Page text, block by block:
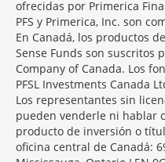
ofrecidas por Primerica
PFS y Primerica, Inc. son
En Canadá, los productos
Sense Funds son suscritos
Company of Canada. Los
PFSL Investments Canada
Los representantes sin
pueden venderle ni hablar
producto de inversión o
oficina central de Canadá: